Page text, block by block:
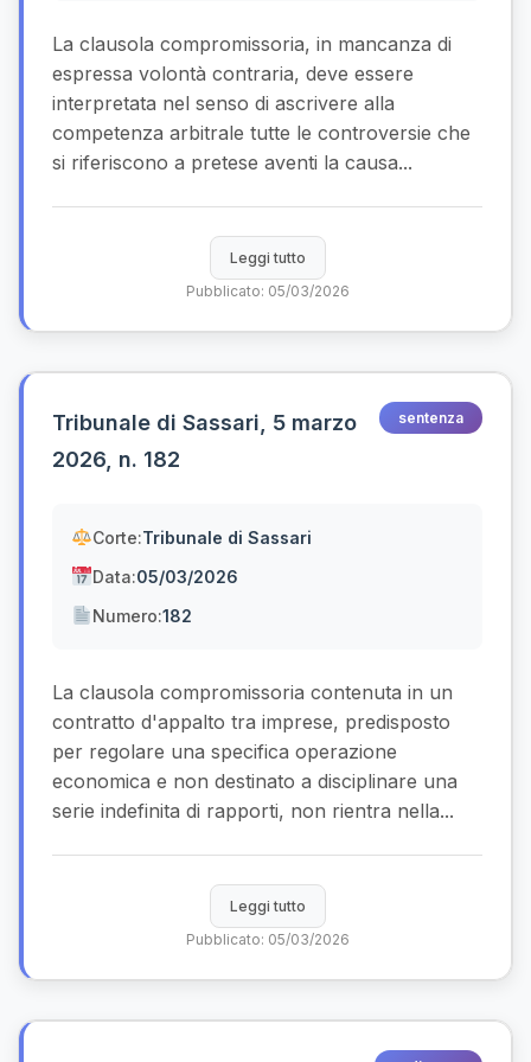
La clausola compromissoria, in mancanza di
espressa volontà contraria, deve essere
interpretata nel senso di ascrivere alla
competenza arbitrale tutte le controversie che
si riferiscono a pretese aventi la causa...
Leggi tutto
Pubblicato: 05/03/2026
Tribunale di Sassari, 5 marzo
2026, n. 182
sentenza
Corte:Tribunale di Sassari
Data:05/03/2026
Numero:182
La clausola compromissoria contenuta in un
contratto d'appalto tra imprese, predisposto
per regolare una specifica operazione
economica e non destinato a disciplinare una
serie indefinita di rapporti, non rientra nella...
Leggi tutto
Pubblicato: 05/03/2026